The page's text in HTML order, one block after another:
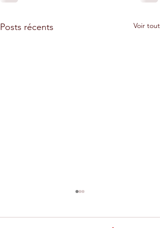
Posts récents Voir tout